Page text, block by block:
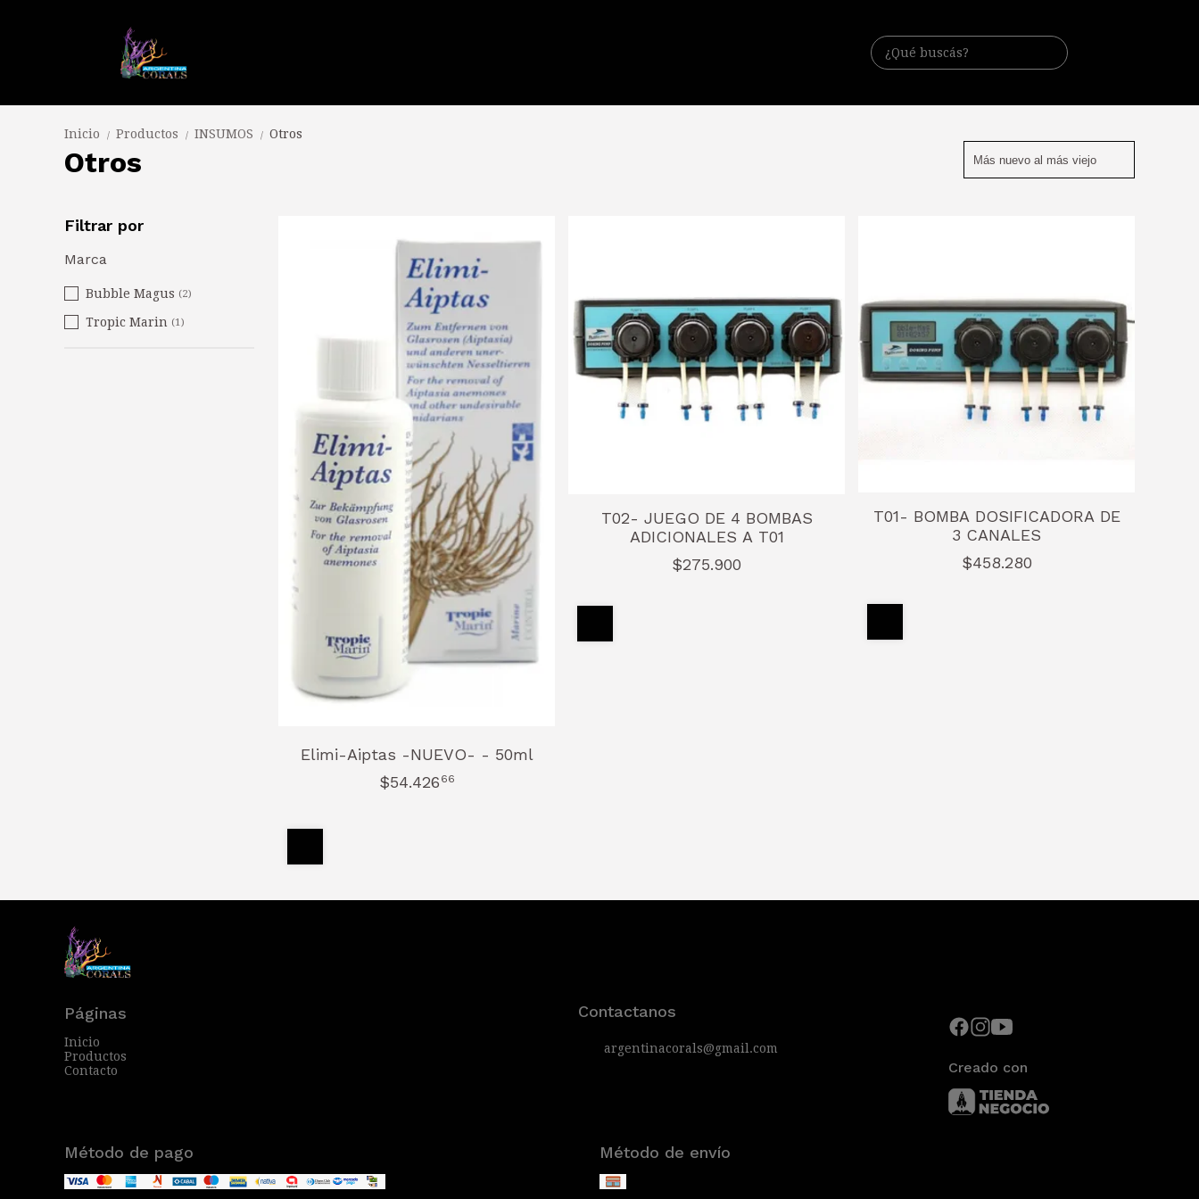
Inicio / Productos / INSUMOS / Otros
Otros
Filtrar por
Marca
Bubble Magus (2)
Tropic Marin (1)
Elimi-Aiptas -NUEVO- - 50ml
$54.426 66
T02- JUEGO DE 4 BOMBAS
ADICIONALES A T01
$275.900
T01- BOMBA DOSIFICADORA DE
3 CANALES
$458.280
Páginas
Inicio
Productos
Contacto
Contactanos
argentinacorals@gmail.com
Creado con
Método de pago Método de envío